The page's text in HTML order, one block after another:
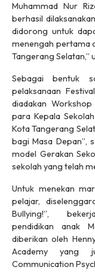
Muhammad Nur
berhasil
didorong untuk
menengah pertama
Tangerang Selatan,”
Sebagai bentuk
pelaksanaan
diadakan
para Kepala
Kota Tangerang
bagi Masa Depan”,
model Gerakan
sekolah yang telah
Untuk menekan
pelajar,
Bullying!”,
pendidikan anak
diberikan oleh
Academy yang
Communication